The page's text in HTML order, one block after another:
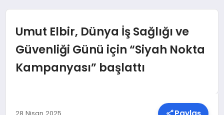
SAĞLIK
Umut Elbir, Dünya İş Sağlığı ve
Güvenliği Günü için “Siyah Nokta
Kampanyası” başlattı